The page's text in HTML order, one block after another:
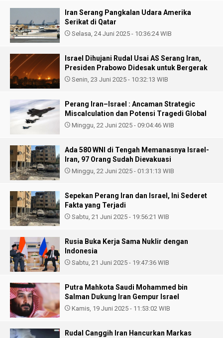
Iran Serang Pangkalan Udara Amerika
Serikat di Qatar
Selasa, 24 Juni 2025 - 10:36:24 WIB
Israel Dihujani Rudal Usai AS Serang Iran,
Presiden Prabowo Didesak untuk Bergerak
Senin, 23 Juni 2025 - 10:32:13 WIB
Perang Iran–Israel : Ancaman Strategic
Miscalculation dan Potensi Tragedi Global
Minggu, 22 Juni 2025 - 09:04:46 WIB
Ada 580 WNI di Tengah Memanasnya Israel-
Iran, 97 Orang Sudah Dievakuasi
Minggu, 22 Juni 2025 - 01:31:13 WIB
Sepekan Perang Iran dan Israel, Ini Sederet
Fakta yang Terjadi
Sabtu, 21 Juni 2025 - 19:56:21 WIB
Rusia Buka Kerja Sama Nuklir dengan
Indonesia
Sabtu, 21 Juni 2025 - 19:47:36 WIB
Putra Mahkota Saudi Mohammed bin
Salman Dukung Iran Gempur Israel
Kamis, 19 Juni 2025 - 11:53:02 WIB
Rudal Canggih Iran Hancurkan Markas